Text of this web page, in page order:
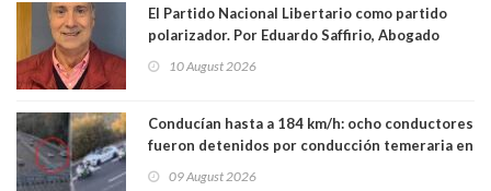
El Partido Nacional Libertario como partido
polarizador. Por Eduardo Saffirio, Abogado
10 August 2026
Conducían hasta a 184 km/h: ocho conductores
fueron detenidos por conducción temeraria en
09 August 2026